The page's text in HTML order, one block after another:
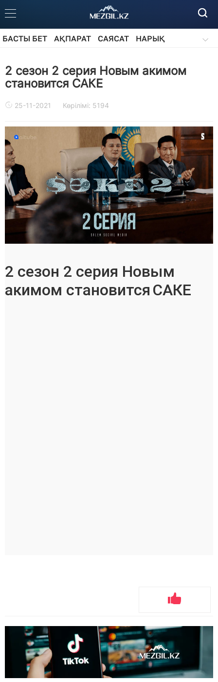
БАСТЫ БЕТ АҚПАРАТ САЯСАТ
НАРЫҚ
2 сезон 2 серия Новым акимом
становится САКЕ
25-11-2021 Көрілімі: 5194
2 сезон 2 серия Новым
акимом становится САКЕ